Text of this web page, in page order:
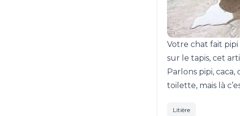
Votre chat fait
sur le tapis, cet
Parlons pipi,
toilette, mais là
Litière